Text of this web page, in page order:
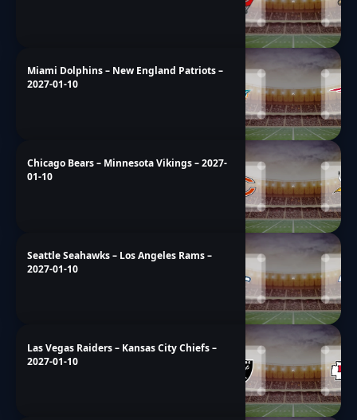
Miami Dolphins – New England Patriots –
2027-01-10
Chicago Bears – Minnesota Vikings – 2027-
01-10
Seattle Seahawks – Los Angeles Rams –
2027-01-10
Las Vegas Raiders – Kansas City Chiefs –
2027-01-10